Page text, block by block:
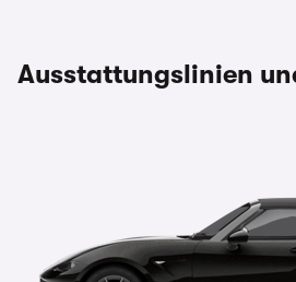
Ausstattungslinien